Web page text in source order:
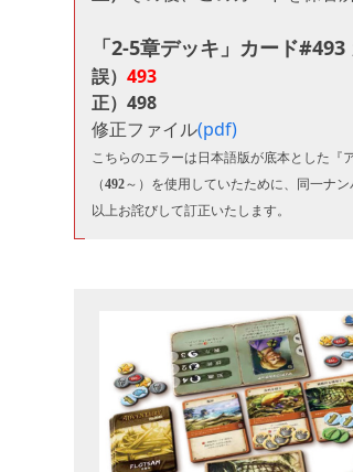
「2-5章デッキ」カード
誤）493
正）498
修正ファイル(pdf)
こちらのエラーは日本語版が底本とした『
（492～）を使用していたために、同一ナ
以上お詫びして訂正いたします。